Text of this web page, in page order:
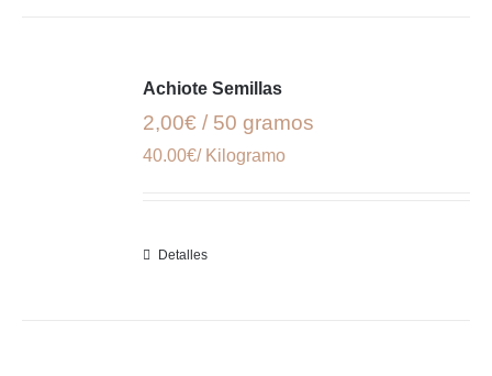
Achiote Semillas
2,00€ / 50 gramos
40.00€/ Kilogramo
Detalles